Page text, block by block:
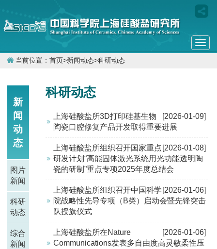
当前位置： 首页>新闻动态>科研动态
新
闻
动
态
图片
新闻
科研
动态
综合
新闻
科研动态
[2026-01-09]
上海硅酸盐所3D打印硅基生物
陶瓷口腔修复产品开发取得重要进展
[2026-01-08]
上海硅酸盐所组织召开国家重点
研发计划“高能固体激光系统用光功能透明陶
瓷的研制”重点专项2025年度总结会
[2026-01-06]
上海硅酸盐所组织召开中国科学
院战略性先导专项（B类）启动会暨先锋突击
队授旗仪式
[2026-01-06]
上海硅酸盐所在Nature
Communications发表多自由度高灵敏柔性压